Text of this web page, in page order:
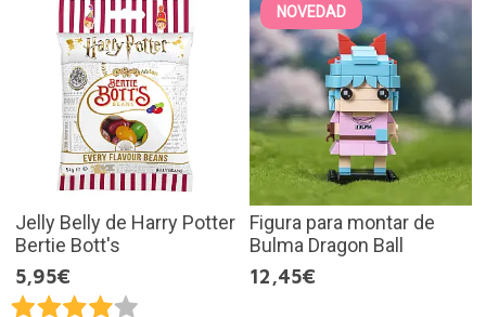
Jelly Belly de Harry Potter
Bertie Bott's
5,95€
NOVEDAD
Figura para montar de
Bulma Dragon Ball
12,45€